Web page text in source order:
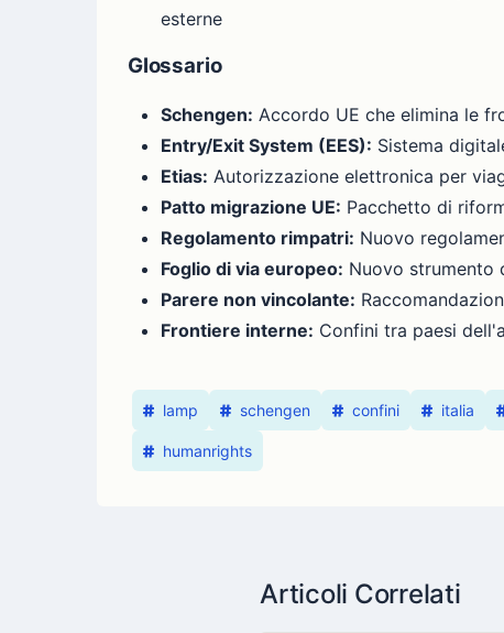
esterne
Glossario
Schengen: Accordo UE che elimina le
Entry/Exit System (EES): Sistema
Etias: Autorizzazione elettronica per
Patto migrazione UE: Pacchetto di
Regolamento rimpatri: Nuovo
Foglio di via europeo: Nuovo strumento
Parere non vincolante:
Frontiere interne: Confini tra paesi
lamp schengen confini italia
humanrights
Articoli Correlati